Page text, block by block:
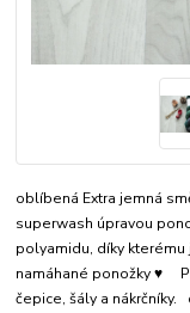
oblíbená Extra jemná
superwash úpravou
polyamidu, díky
namáhané ponožky ♥
čepice, šály a nákrčníky.